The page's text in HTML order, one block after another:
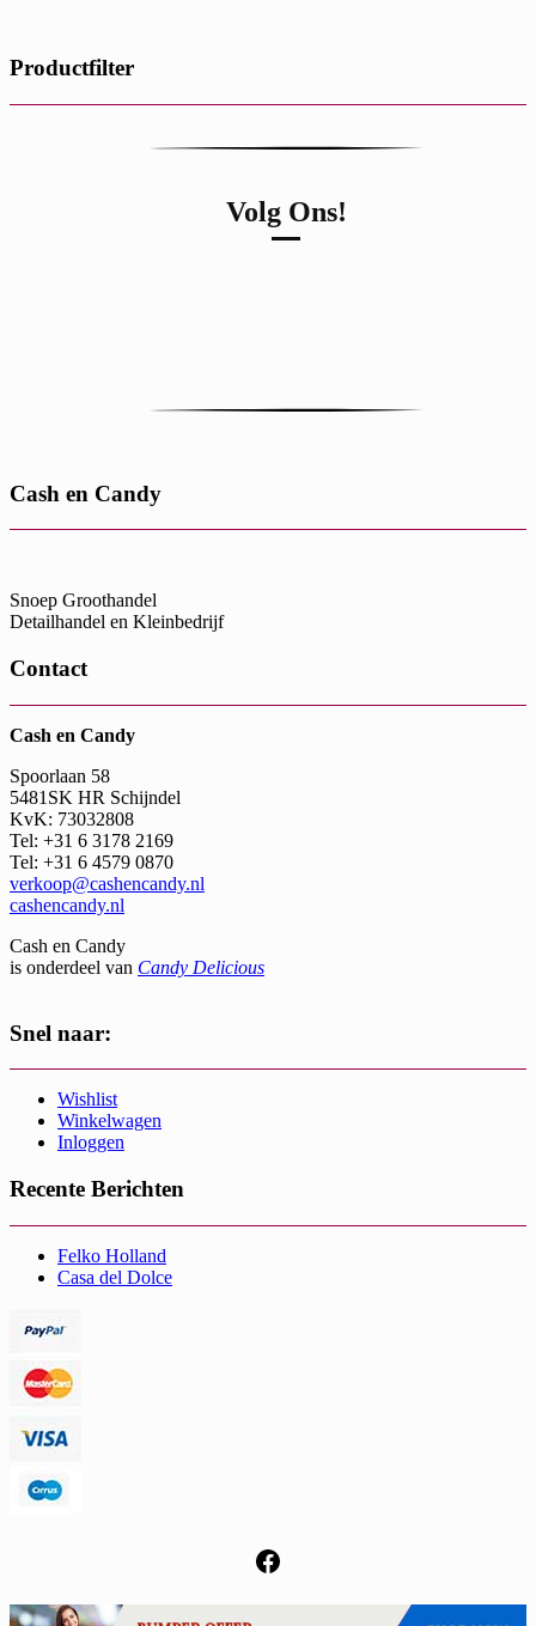
Productfilter
Volg Ons!
Cash en Candy
Snoep Groothandel
Detailhandel en Kleinbedrijf
Contact
Cash en Candy
Spoorlaan 58
5481SK HR Schijndel
KvK: 73032808
Tel: +31 6 3178 2169
Tel: +31 6 4579 0870
verkoop@cashencandy.nl
cashencandy.nl
Cash en Candy
is onderdeel van Candy Delicious
Snel naar:
Wishlist
Winkelwagen
Inloggen
Recente Berichten
Felko Holland
Casa del Dolce
Facebook